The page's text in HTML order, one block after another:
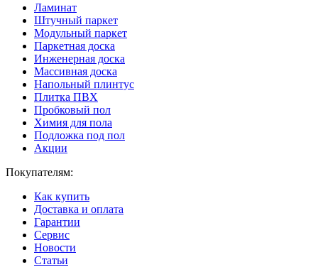
Ламинат
Штучный паркет
Модульный паркет
Паркетная доска
Инженерная доска
Массивная доска
Напольный плинтус
Плитка ПВХ
Пробковый пол
Химия для пола
Подложка под пол
Акции
Покупателям:
Как купить
Доставка и оплата
Гарантии
Сервис
Новости
Статьи